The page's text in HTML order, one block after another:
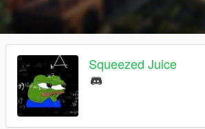
Squeezed Juice